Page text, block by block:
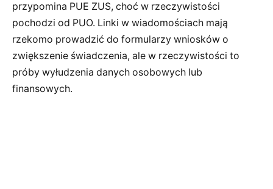
przypomina PUE ZUS, choć w rzeczywistości
pochodzi od PUO. Linki w wiadomościach mają
rzekomo prowadzić do formularzy wniosków o
zwiększenie świadczenia, ale w rzeczywistości to
próby wyłudzenia danych osobowych lub
finansowych.